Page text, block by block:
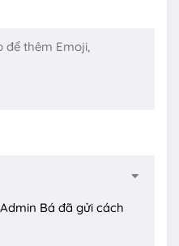
Bá đã gửi cách